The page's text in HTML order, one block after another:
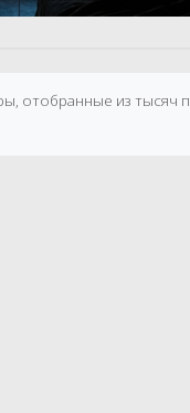
отобранные из